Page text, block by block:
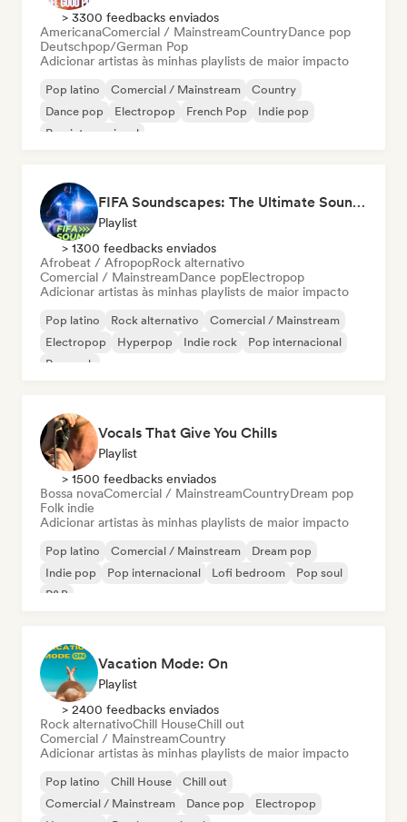
> 3300 feedbacks enviados
AmericanaComercial / MainstreamCountryDance pop
Deutschpop/German Pop
Adicionar artistas às minhas playlists de maior impacto
Pop latino Comercial / Mainstream
Country
Dance pop
Electropop French Pop
Indie pop
Pop internacional
FIFA Soundscapes: The Ultimate Soundtrack ⚽️ Festival Indie, Electropop & Dance Anthems
Playlist
> 1300 feedbacks enviados
Afrobeat / AfropopRock alternativo
Comercial / MainstreamDance popElectropop
Adicionar artistas às minhas playlists de maior impacto
Pop latino Rock alternativo
Comercial / Mainstream
Electropop
Hyperpop Indie rock
Pop internacional
Pop rock
Vocals That Give You Chills
Playlist
> 1500 feedbacks enviados
Bossa novaComercial / MainstreamCountryDream pop
Folk indie
Adicionar artistas às minhas playlists de maior impacto
Pop latino Comercial / Mainstream
Dream pop
Indie pop
Pop internacional Lofi bedroom
Pop soul
R&B
Vacation Mode: On
Playlist
> 2400 feedbacks enviados
Rock alternativoChill HouseChill out
Comercial / MainstreamCountry
Adicionar artistas às minhas playlists de maior impacto
Pop latino Chill House
Chill out
Comercial / Mainstream
Dance pop
Electropop